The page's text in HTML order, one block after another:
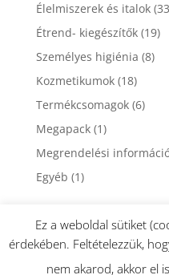
Élelmiszerek és italok
Étrend- kiegészítők (19)
Személyes higiénia (8)
Kozmetikumok (18)
Termékcsomagok (6)
Megapack (1)
Megrendelési
Egyéb (1)
Ez a weboldal sütiket
érdekében. Feltételezzük,
nem akarod, akkor el